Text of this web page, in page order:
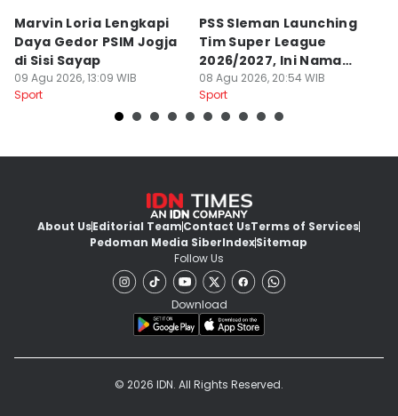
Marvin Loria Lengkapi
Daya Gedor PSIM Jogja
di Sisi Sayap
09 Agu 2026, 13:09 WIB
Sport
PSS Sleman Launching
Tim Super League
2026/2027, Ini Nama
Para Pemain
08 Agu 2026, 20:54 WIB
Sport
About UsEditorial TeamContact UsTerms of Services
Pedoman Media SiberIndexSitemap
Follow Us
Download
© 2026 IDN. All Rights Reserved.